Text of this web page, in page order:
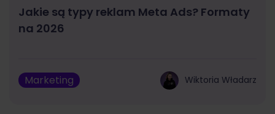
Jakie są typy reklam Meta Ads? Formaty
na 2026
Marketing Wiktoria Władarz